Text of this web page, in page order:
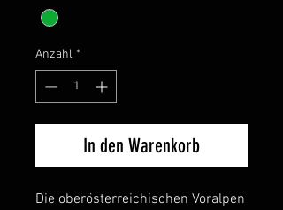
Anzahl *
In den Warenkorb
Die oberösterreichischen Voralpen